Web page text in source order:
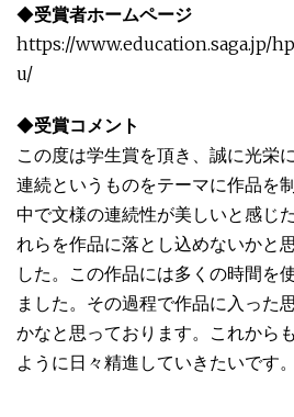
◆受賞者ホームページ
https://www.education.saga.jp/
u/
◆受賞コメント
この度は学生賞を頂き、誠に光栄
連続というものをテーマに作品を
中で文様の連続性が美しいと感じ
れらを作品に落とし込めないかと
した。この作品には多くの時間を
ました。その過程で作品に入った
かなと思っております。これから
ように日々精進していきたいです。